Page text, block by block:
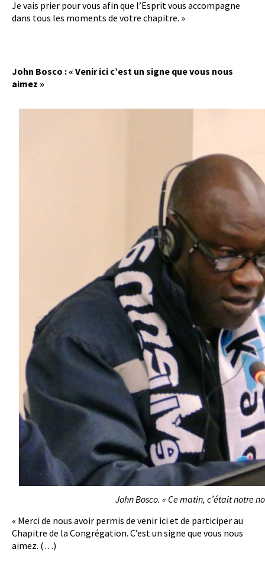
Je vais prier pour vous afin que l’Esprit vous accompagne
dans tous les moments de votre chapitre. »
John Bosco : « Venir ici c’est un signe que vous nous
aimez »
John Bosco. « Ce matin, c’était notre
« Merci de nous avoir permis de venir ici et de participer au
Chapitre de la Congrégation. C’est un signe que vous nous
aimez. (…)